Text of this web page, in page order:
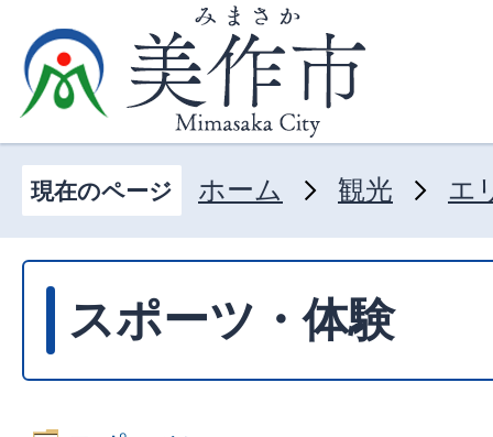
現在のページ ホーム 観光 エ
スポーツ・体験